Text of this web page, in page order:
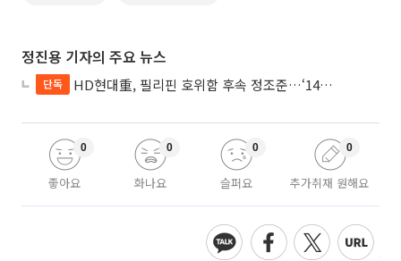
정진용 기자의 주요 뉴스
단독 HD현대重, 필리핀 호위함 후속 정조준…‘14척+α’ 싹쓸이 노린다
좋아요
0
화나요
0
슬퍼요
0
추가취재 원해요
0